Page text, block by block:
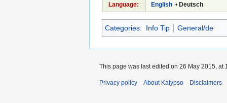
Language: English • Deutsch
Categories: Info Tip General/de
This page was last edited on 26 May 2015, at
Privacy policy About Kalypso Disclaimers